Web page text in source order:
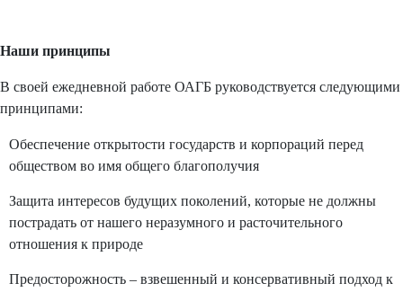
Наши принципы
В своей ежедневной работе ОАГБ руководствуется следующими
принципами:
Обеспечение открытости государств и корпораций перед
обществом во имя общего благополучия
Защита интересов будущих поколений, которые не должны
пострадать от нашего неразумного и расточительного
отношения к природе
Предосторожность – взвешенный и консервативный подход к